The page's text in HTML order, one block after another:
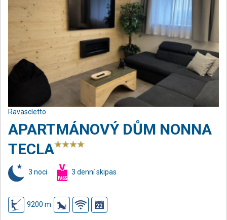
Ravascletto
APARTMÁNOVÝ DŮM NONNA
TECLA
3 noci 3 denní skipas
9200 m